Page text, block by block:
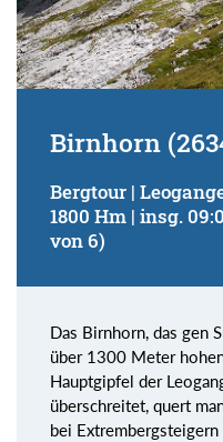
Birnhorn
Bergtour |
1800 Hm | insg.
von 6)
Das Birnhorn, das gen
über 1300 Meter
Hauptgipfel der
überschreitet, quert
bei